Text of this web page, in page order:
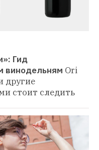
Гид
винодельням Ori
другие
стоит следить